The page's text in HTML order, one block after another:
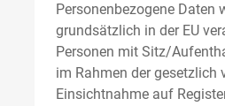
Personenbezogene Daten
grundsätzlich in der EU
Personen mit Sitz/
im Rahmen der gesetzlich
Einsichtnahme auf